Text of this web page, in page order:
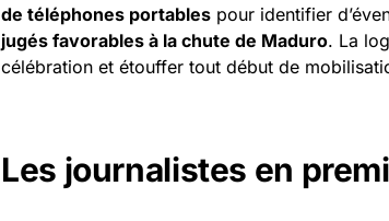
de téléphones portables pour identifier
jugés favorables à la chute de Maduro. La
célébration et étouffer tout début de
Les journalistes en